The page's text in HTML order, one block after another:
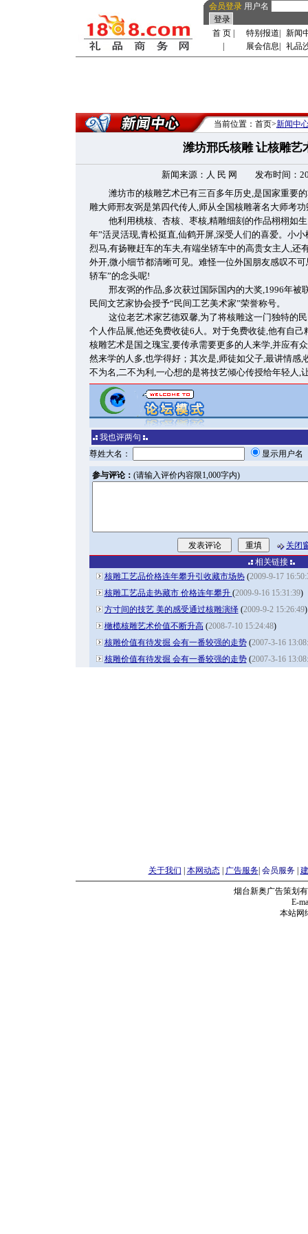
会员登录 用户名
首 页 特别报道
新闻
展会信息 礼品
当前位置：首页>新闻中
潍坊邢氏核雕 让核雕艺
新闻来源：人 民 网 发布时间：
潍坊市的核雕艺术已有三百多年历史,是国家重要
雕大师邢友弼是第四代传人,师从全国核雕著名大师考
他利用桃核、杏核、枣核,精雕细刻的作品栩栩如
年”活灵活现,青松挺直,仙鹤开屏,深受人们的喜爱。小
烈马,有扬鞭赶车的车夫,有端坐轿车中的高贵女主人,还
外开,微小细节都清晰可见。难怪一位外国朋友感叹不
轿车”的念头呢!
邢友弼的作品,多次获过国际国内的大奖,1996年被
民间文艺家协会授予“民间工艺美术家”荣誉称号。
这位老艺术家艺德双馨,为了将核雕这一门独特的
个人作品展,他还免费收徒6人。对于免费收徒,他有自
核雕艺术是国之瑰宝,要传承需要更多的人来学,并应有
然来学的人多,也学得好；其次是,师徒如父子,最讲情感
不为名,二不为利,一心想的是将技艺倾心传授给年轻人,
我也评两句
尊姓大名：
显示用户
参与评论： (请输入评价内容限1,000字内)
关闭
相关链接
核雕工艺品价格连年攀升引收藏市场热(2009-9-17
核雕工艺品走热藏市 价格连年攀升 (2009-9-16 15:31:39)
方寸间的技艺 美的感受通过核雕演绎(2009-9-2 15:26:49)
橄榄核雕艺术价值不断升高(2008-7-10 15:24:48)
核雕价值有待发掘 会有一番较强的走势(2007-3-16
核雕价值有待发掘 会有一番较强的走势(2007-3-16
关于我们 本网动态| 广告服务| 会员服务|
烟台新奥广告策划
E-
本站网